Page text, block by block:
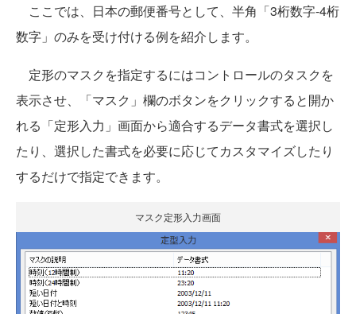
ここでは、日本の郵便番号として、半角「3桁数字-4桁
数字」のみを受け付ける例を紹介します。
定形のマスクを指定するにはコントロールのタスクを
表示させ、「マスク」欄のボタンをクリックすると開か
れる「定形入力」画面から適合するデータ書式を選択し
たり、選択した書式を必要に応じてカスタマイズしたり
するだけで指定できます。
マスク定形入力画面